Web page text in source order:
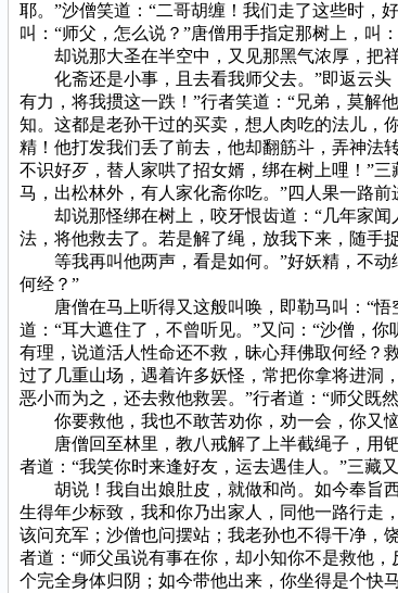
耶。”沙僧笑道：“二哥胡缠！我们走了这些时，
叫：“师父，怎么说？”唐僧用手指定那树上，叫
却说那大圣在半空中，又见那黑气浓厚，把祥
化斋还是小事，且去看我师父去。”即返云头
有力，将我掼这一跌！”行者笑道：“兄弟，莫解
知。这都是老孙干过的买卖，想人肉吃的法儿，
精！他打发我们丢了前去，他却翻筋斗，弄神法
不识好歹，替人家哄了招女婿，绑在树上哩！”
马，出松林外，有人家化斋你吃。”四人果一路前
却说那怪绑在树上，咬牙恨齿道：“几年家闻
法，将他救去了。若是解了绳，放我下来，随手
等我再叫他两声，看是如何。”好妖精，不动
何经？”
唐僧在马上听得又这般叫唤，即勒马叫：“悟
道：“耳大遮住了，不曾听见。”又问：“沙僧，
有理，说道活人性命还不救，昧心拜佛取何经？
过了几重山场，遇着许多妖怪，常把你拿将进洞
恶小而为之，还去救他救罢。”行者道：“师父既
你要救他，我也不敢苦劝你，劝一会，你又恼
唐僧回至林里，教八戒解了上半截绳子，用钯
者道：“我笑你时来逢好友，运去遇佳人。”三藏
胡说！我自出娘肚皮，就做和尚。如今奉旨西
生得年少标致，我和你乃出家人，同他一路行走
该问充军；沙僧也问摆站；我老孙也不得干净，
者道：“师父虽说有事在你，却小知你不是救他
个完全身体归阴；如今带他出来，你坐得是个快